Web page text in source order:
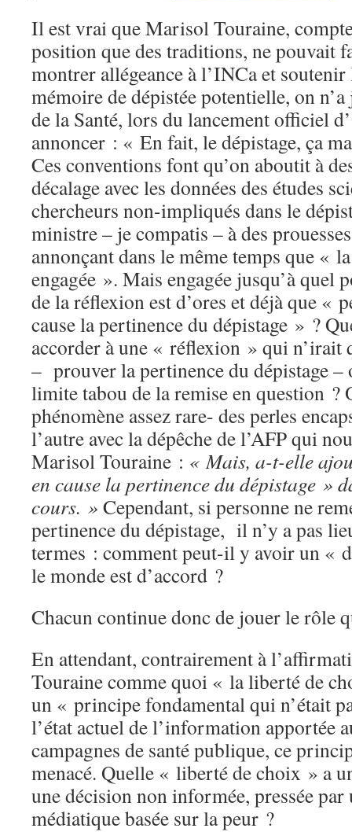
Il est vrai que Marisol Touraine,
position que des traditions, ne pouvait
montrer allégeance à l’INCa et soutenir
mémoire de dépistée potentielle, on
de la Santé, lors du lancement officiel
annoncer : « En fait, le dépistage, ça
Ces conventions font qu’on aboutit à
décalage avec les données des études
chercheurs non-impliqués dans le
ministre – je compatis – à des
annonçant dans le même temps que «
engagée ». Mais engagée jusqu’à quel
de la réflexion est d’ores et déjà que «
cause la pertinence du dépistage » ?
accorder à une « réflexion » qui n’irait
– prouver la pertinence du dépistage –
limite tabou de la remise en question ?
phénomène assez rare- des perles
l’autre avec la dépêche de l’AFP qui
Marisol Touraine : « Mais, a-t-elle
en cause la pertinence du dépistage »
cours. » Cependant, si personne ne
pertinence du dépistage, il n’y a pas
termes : comment peut-il y avoir un «
le monde est d’accord ?
Chacun continue donc de jouer le
En attendant, contrairement à
Touraine comme quoi « la liberté de
un « principe fondamental qui n’était
l’état actuel de l’information apportée
campagnes de santé publique, ce
menacé. Quelle « liberté de choix » a
une décision non informée, pressée par
médiatique basée sur la peur ?